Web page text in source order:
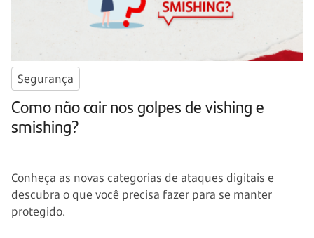
Segurança
Como não cair nos golpes de vishing e
smishing?
Conheça as novas categorias de ataques digitais e
descubra o que você precisa fazer para se manter
protegido.